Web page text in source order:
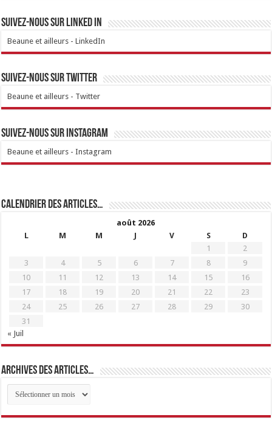
Suivez-nous sur linked IN
Beaune et ailleurs - LinkedIn
Suivez-nous sur Twitter
Beaune et ailleurs - Twitter
Suivez-nous sur Instagram
Beaune et ailleurs - Instagram
Calendrier des articles…
août 2026
L
M M J V S
D
1
2
3
4 5 6 7 8
9
10
11 12 13 14 15
16
17
18 19 20 21 22
23
24
25 26 27 28 29
30
31
« Juil
Archives des articles…
Archives
des
articles…